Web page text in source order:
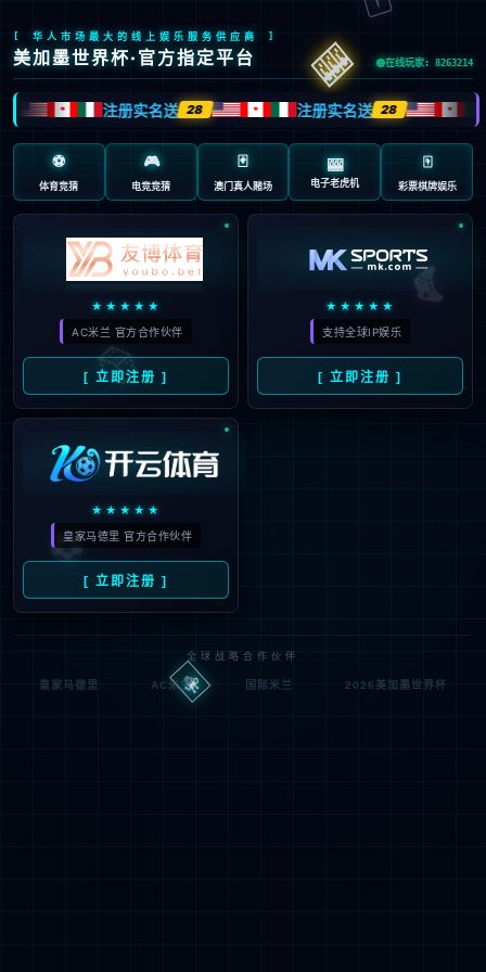
页面错误！请稍后再试～
V5.0.9 { 十年磨一剑-为API开发设计的高性能框架 }